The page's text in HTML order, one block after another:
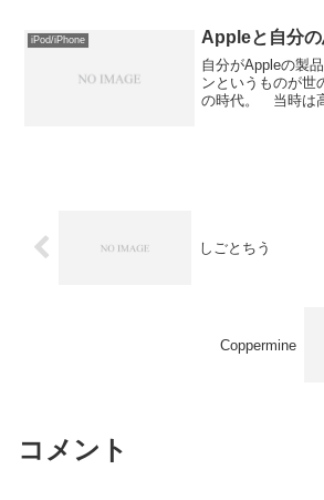
償...
iPod/iPhone Appleと自分
自分がAppleの製
ンというものが世
の時代。 当時は
しごとちう
Coppermine
コメント